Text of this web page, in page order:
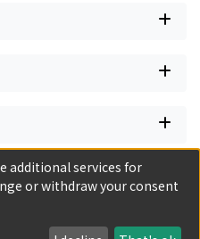
additional services for
or withdraw your consent